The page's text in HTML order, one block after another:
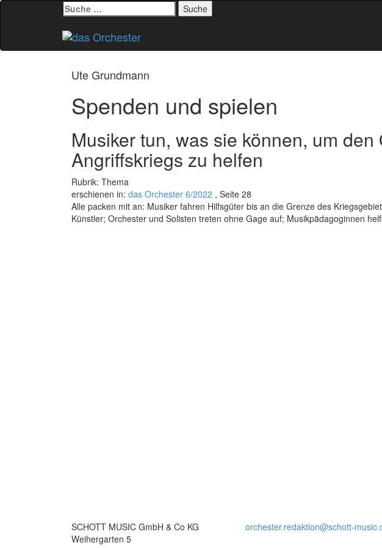
Suche
nach:
springen
Ute Grundmann
Spenden und spielen
Musiker tun, was sie können, um den
Angriffskriegs zu helfen
Rubrik: Thema
erschienen in: das Orchester 6/2022 , Seite 28
Alle packen mit an: Musiker fahren Hilfsgüter bis an die Grenze des
Künstler; Orchester und Solisten treten ohne Gage auf; ­Musik­pädagoginnen
SCHOTT MUSIC GmbH & Co KG
Weihergarten 5
orchester.redaktion@schott-